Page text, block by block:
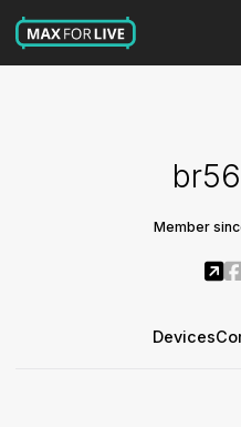
Member
Devices